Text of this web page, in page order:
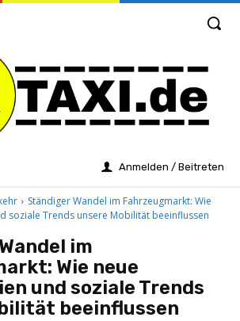
Anmelden / Beitreten
Ständiger Wandel im Fahrzeugmarkt: Wie
soziale Trends unsere Mobilität beeinflussen
im
Wie neue
und soziale Trends
beeinflussen